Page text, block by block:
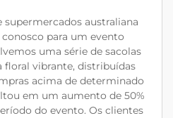
supermercados australiana
para um evento
uma série de sacolas
floral vibrante, distribuídas
acima de determinado
em um aumento de 50%
do evento. Os clientes